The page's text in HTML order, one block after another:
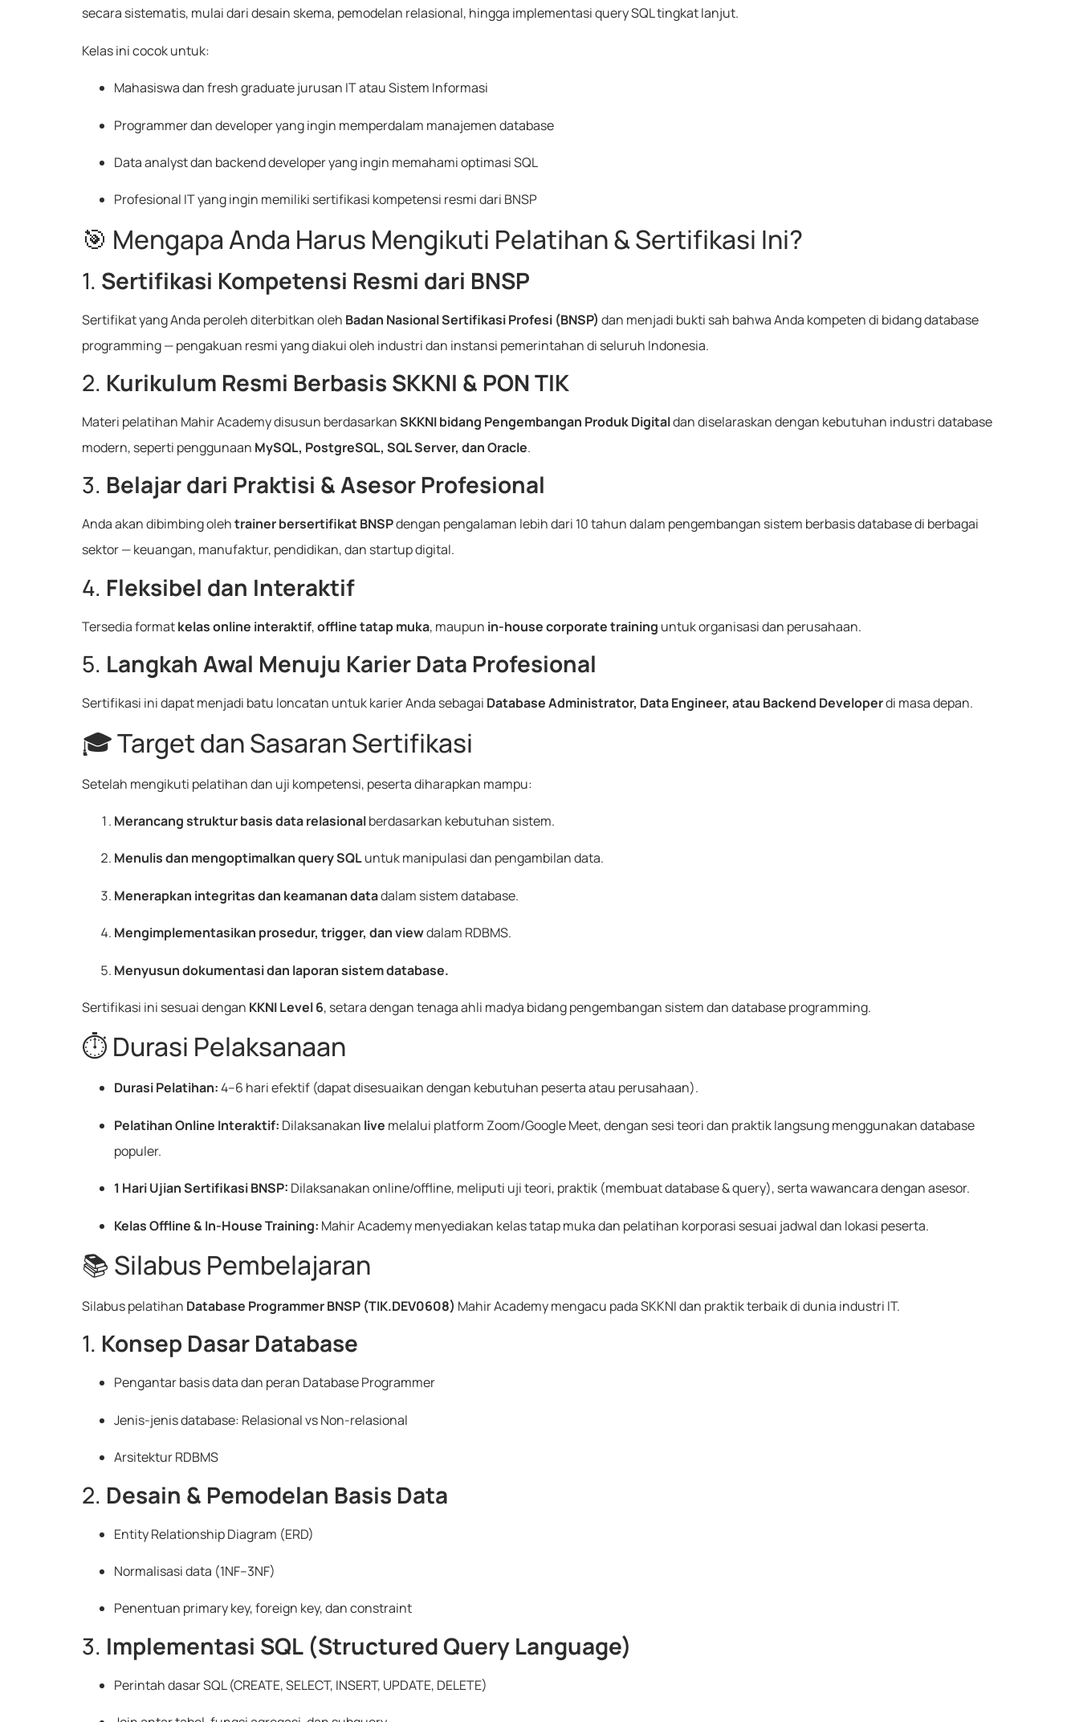
secara sistematis, mulai dari desain skema, pemodelan relasional, hingga implementasi query SQL tingkat lanjut.
Kelas ini cocok untuk:
Mahasiswa dan fresh graduate jurusan IT atau Sistem Informasi
Programmer dan developer yang ingin memperdalam manajemen database
Data analyst dan backend developer yang ingin memahami optimasi SQL
Profesional IT yang ingin memiliki sertifikasi kompetensi resmi dari BNSP
🎯 Mengapa Anda Harus Mengikuti Pelatihan & Sertifikasi Ini?
1. Sertifikasi Kompetensi Resmi dari BNSP
Sertifikat yang Anda peroleh diterbitkan oleh Badan Nasional Sertifikasi Profesi (BNSP) dan menjadi bukti sah bahwa Anda kompeten di bidang database
programming — pengakuan resmi yang diakui oleh industri dan instansi pemerintahan di seluruh Indonesia.
2. Kurikulum Resmi Berbasis SKKNI & PON TIK
Materi pelatihan Mahir Academy disusun berdasarkanSKKNI bidang Pengembangan Produk Digitaldan diselaraskan dengan kebutuhan industri database
modern, seperti penggunaan MySQL, PostgreSQL, SQL Server, dan Oracle.
3. Belajar dari Praktisi & Asesor Profesional
Anda akan dibimbing olehtrainer bersertifikat BNSPdengan pengalaman lebih dari 10 tahun dalam pengembangan sistem berbasis database di berbagai
sektor — keuangan, manufaktur, pendidikan, dan startup digital.
4. Fleksibel dan Interaktif
Tersedia formatkelas online interaktif,offline tatap muka, maupun in-house corporate training untuk organisasi dan perusahaan.
5. Langkah Awal Menuju Karier Data Profesional
Sertifikasi ini dapat menjadi batu loncatan untuk karier Anda sebagai Database Administrator, Data Engineer, atau Backend Developerdi masa depan.
🎓 Target dan Sasaran Sertifikasi
Setelah mengikuti pelatihan dan uji kompetensi, peserta diharapkan mampu:
Merancang struktur basis data relasionalberdasarkan kebutuhan sistem.
Menulis dan mengoptimalkan query SQLuntuk manipulasi dan pengambilan data.
Menerapkan integritas dan keamanan datadalam sistem database.
Mengimplementasikan prosedur, trigger, dan viewdalam RDBMS.
Menyusun dokumentasi dan laporan sistem database.
Sertifikasi ini sesuai dengan KKNI Level 6, setara dengan tenaga ahli madya bidang pengembangan sistem dan database programming.
⏱️ Durasi Pelaksanaan
Durasi Pelatihan:4–6 hari efektif (dapat disesuaikan dengan kebutuhan peserta atau perusahaan).
Pelatihan Online Interaktif: Dilaksanakan live melalui platform Zoom/Google Meet, dengan sesi teori dan praktik langsung menggunakan database
populer.
1 Hari Ujian Sertifikasi BNSP: Dilaksanakan online/offline, meliputi uji teori, praktik (membuat database & query), serta wawancara dengan asesor.
Kelas Offline & In-House Training: Mahir Academy menyediakan kelas tatap muka dan pelatihan korporasi sesuai jadwal dan lokasi peserta.
📚 Silabus Pembelajaran
Silabus pelatihan Database Programmer BNSP (TIK.DEV0608) Mahir Academy mengacu pada SKKNI dan praktik terbaik di dunia industri IT.
1. Konsep Dasar Database
Pengantar basis data dan peran Database Programmer
Jenis-jenis database: Relasional vs Non-relasional
Arsitektur RDBMS
2. Desain & Pemodelan Basis Data
Entity Relationship Diagram (ERD)
Normalisasi data (1NF–3NF)
Penentuan primary key, foreign key, dan constraint
3. Implementasi SQL (Structured Query Language)
Perintah dasar SQL (CREATE, SELECT, INSERT, UPDATE, DELETE)